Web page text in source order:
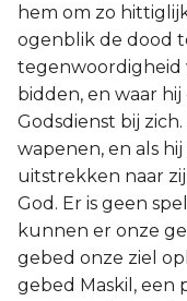
hem om zo
ogenblik de dood
tegenwoordigheid
bidden, en waar hij
Godsdienst bij
wapenen, en als
uitstrekken naar
God. Er is geen
kunnen er onze
gebed onze ziel
gebed Maskil, een